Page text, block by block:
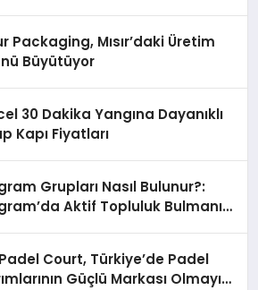
Packaging, Mısır’daki Üretim
Büyütüyor
30 Dakika Yangına Dayanıklı
Kapı Fiyatları
Grupları Nasıl Bulunur?:
Aktif Topluluk Bulmanın
Court, Türkiye’de Padel
Güçlü Markası Olmayı